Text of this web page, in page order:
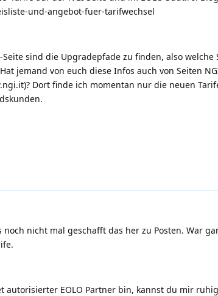
und-angebot-fuer-tarifwechsel
sind die Upgradepfade zu finden, also welche
jemand von euch diese Infos auch von Seiten
)? Dort finde ich momentan nur die neuen
noch nicht mal geschafft das her zu Posten. War
autorisierter EOLO Partner bin, kannst du mir